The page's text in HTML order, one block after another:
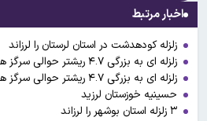
اخبار مرتبط
زلزله کودهدشت در استان لرستان را لرزاند
زلزله ای به بزرگی ۴.۷ ریشتر حوالی سرگز هرمزگان را لرزاند
زلزله ای به بزرگی ۴.۷ ریشتر حوالی سرگز هرمزگان را لرزاند
حسینیه خوزستان لرزید
۳ زلزله استان بوشهر را لرزاند